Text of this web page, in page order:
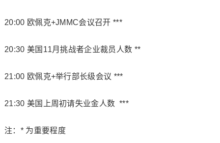
20:00 欧佩克+JMMC会议召开 ***
20:30 美国11月挑战者企业裁员人数 **
21:00 欧佩克+举行部长级会议 ***
21:30 美国上周初请失业金人数 ***
注：* 为重要程度